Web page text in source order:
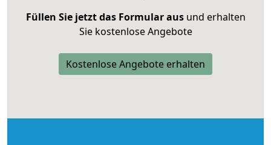
Füllen Sie jetzt das Formular ausund erhalten
Sie kostenlose Angebote
Kostenlose Angebote erhalten